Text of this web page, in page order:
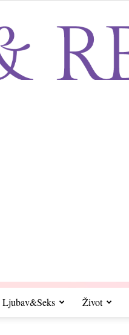
Ljubav&Seks Život